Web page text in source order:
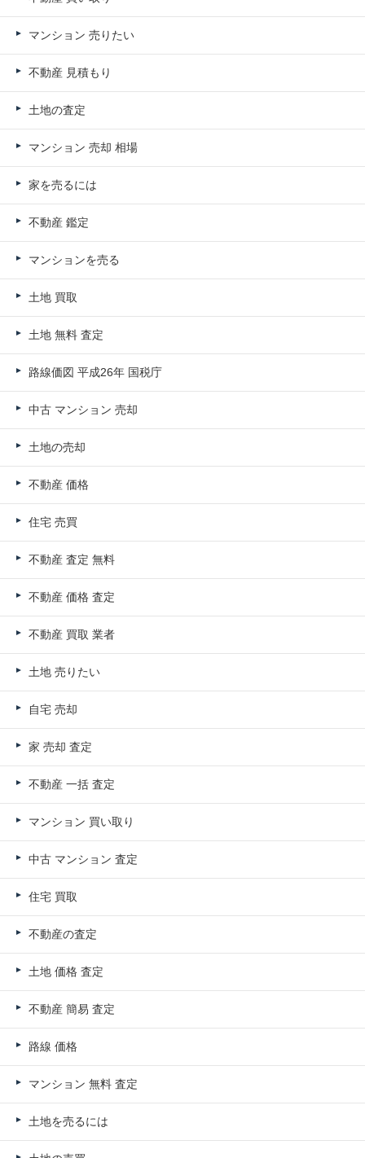
マンション 売りたい
不動産 見積もり
土地の査定
マンション 売却 相場
家を売るには
不動産 鑑定
マンションを売る
土地 買取
土地 無料 査定
路線価図 平成26年 国税庁
中古 マンション 売却
土地の売却
不動産 価格
住宅 売買
不動産 査定 無料
不動産 価格 査定
不動産 買取 業者
土地 売りたい
自宅 売却
家 売却 査定
不動産 一括 査定
マンション 買い取り
中古 マンション 査定
住宅 買取
不動産の査定
土地 価格 査定
不動産 簡易 査定
路線 価格
マンション 無料 査定
土地を売るには